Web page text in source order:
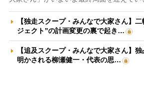
【独走スクープ・みんなで大家さん】
ジェクト”の計画変更の裏で起き…
【追及スクープ・みんなで大家さん】
明かされる柳瀬健一・代表の思…